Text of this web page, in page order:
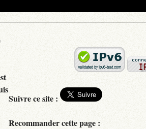
Suivre ce site :
Recommander cette page :